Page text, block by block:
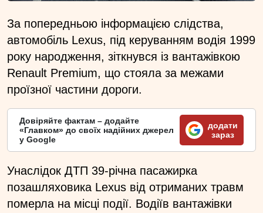
За попередньою інформацією слідства,
автомобіль Lexus, під керуванням водія 1999
року народження, зіткнувся із вантажівкою
Renault Premium, що стояла за межами
проїзної частини дороги.
Довіряйте фактам – додайте
«Главком» до своїх надійних джерел
у Google
додати
зараз
Унаслідок ДТП 39-річна пасажирка
позашляховика Lexus від отриманих травм
померла на місці події. Водіїв вантажівки